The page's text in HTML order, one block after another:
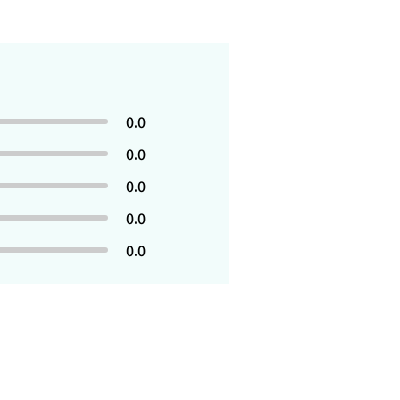
0.0
0.0
0.0
0.0
0.0